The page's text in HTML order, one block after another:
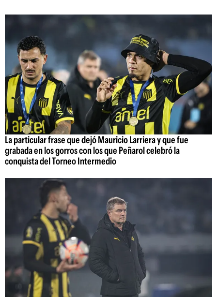
La particular frase que dejó Mauricio Larriera y que fue
grabada en los gorros con los que Peñarol celebró la
conquista del Torneo Intermedio